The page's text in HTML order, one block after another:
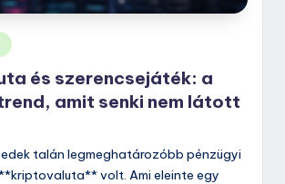
és szerencsejáték: a
amit senki nem látott
talán legmeghatározóbb pénzügyi
volt. Ami eleinte egy